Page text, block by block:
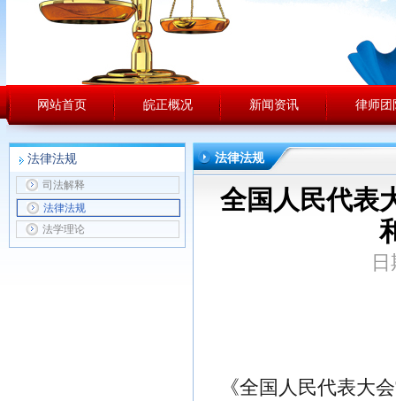
网站首页 皖正概况 新闻资讯 律师团
法律法规
司法解释
法律法规
法学理论
法律法规
全国人民代表
《全国人民代表大